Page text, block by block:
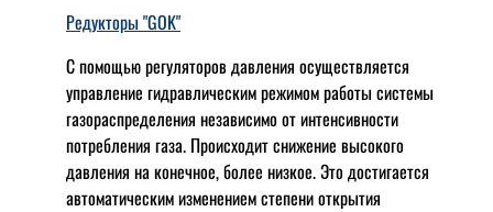
Редукторы "GOK"
С помощью регуляторов давления осуществляется
управление гидравлическим режимом работы системы
газораспределения независимо от интенсивности
потребления газа. Происходит снижение высокого
давления на конечное, более низкое. Это достигается
автоматическим изменением степени открытия